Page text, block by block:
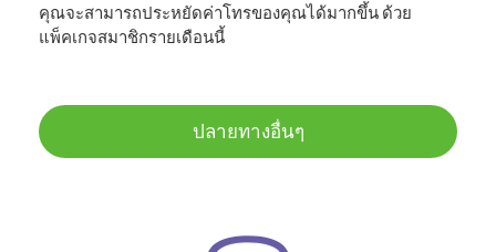
คุณจะสามารถประหยัดค่าโทรของคุณได้มากขึ้น ด้วย
แพ็คเกจสมาชิกรายเดือนนี้
ปลายทางอื่นๆ